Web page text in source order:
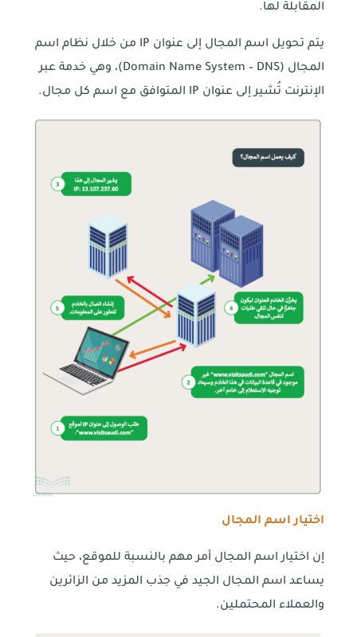
المقابلة لها.
يتم تحويل اسم المجال إلى عنوان IP من خلال نظام اسم
المجال (Domain Name System – DNS)، وهي خدمة عبر
الإنترنت تُشير إلى عنوان IP المتوافق مع اسم كل مجال.
اختيار اسم المجال
إن اختيار اسم المجال أمر مهم بالنسبة للموقع، حيث
يساعد اسم المجال الجيد في جذب المزيد من الزائرين
والعملاء المحتملين.